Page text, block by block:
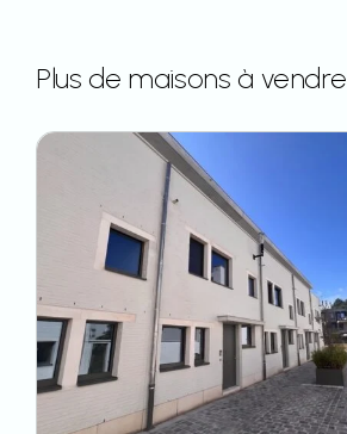
Plus de maisons à vendre